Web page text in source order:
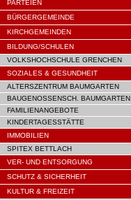
PARTEIEN
BÜRGERGEMEINDE
KIRCHGEMEINDEN
BILDUNG/SCHULEN
VOLKSHOCHSCHULE GRENCHEN
SOZIALES & GESUNDHEIT
ALTERSZENTRUM BAUMGARTEN
BAUGENOSSENSCH. BAUMGARTEN
FAMILIENANGEBOTE
KINDERTAGESSTÄTTE
IMMOBILIEN
SPITEX BETTLACH
VER- UND ENTSORGUNG
SCHUTZ & SICHERHEIT
KULTUR & FREIZEIT